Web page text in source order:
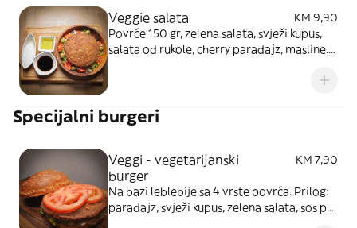
Veggie salata
KM 9,90
Povrće 150 gr, zelena salata, svježi kupus,
salata od rukole, cherry paradajz, masline.
Specijalni burgeri
Veggi - vegetarijanski
burger
KM 7,90
Na bazi leblebije sa 4 vrste povrća. Prilog:
paradajz, svježi kupus, zelena salata, sos po